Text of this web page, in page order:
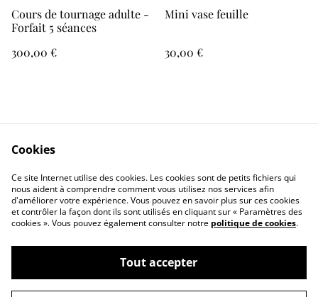
Cours de tournage adulte -
Forfait 5 séances
300,00 €
Mini vase feuille
30,00 €
10,00 €
Formulaire de contact CGV
Cookies
Ce site Internet utilise des cookies. Les cookies sont de petits fichiers qui
nous aident à comprendre comment vous utilisez nos services afin
d'améliorer votre expérience. Vous pouvez en savoir plus sur ces cookies
et contrôler la façon dont ils sont utilisés en cliquant sur « Paramètres des
cookies ». Vous pouvez également consulter notre politique de cookies.
Tout accepter